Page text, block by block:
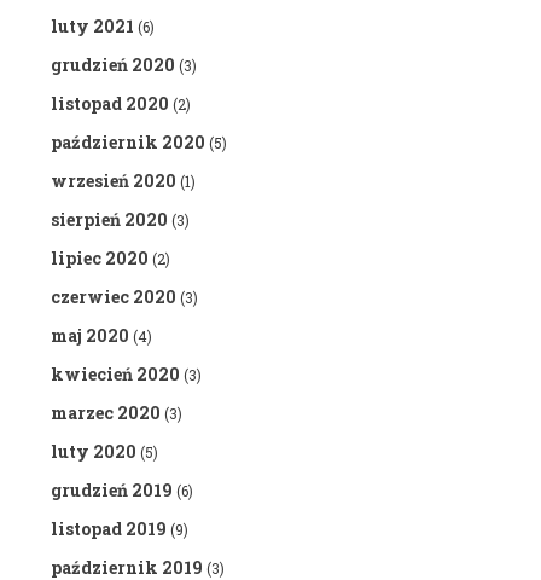
luty 2021 (6)
grudzień 2020 (3)
listopad 2020 (2)
październik 2020 (5)
wrzesień 2020 (1)
sierpień 2020 (3)
lipiec 2020 (2)
czerwiec 2020 (3)
maj 2020 (4)
kwiecień 2020 (3)
marzec 2020 (3)
luty 2020 (5)
grudzień 2019 (6)
listopad 2019 (9)
październik 2019 (3)